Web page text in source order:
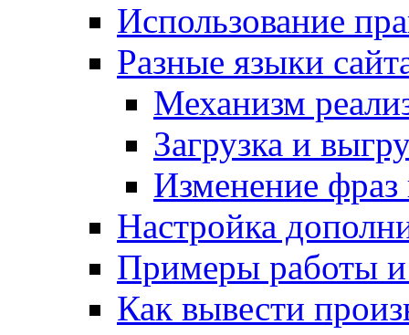
Использование
Разные языки
Механизм
Загрузка и
Изменение
Настройка
Примеры работы
Как вывести